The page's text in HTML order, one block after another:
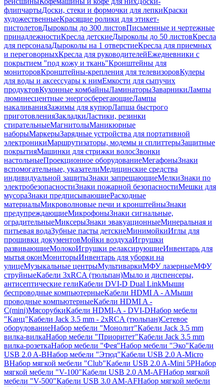
флипчартыДоски, стеки и формочки для лепкиКраски
художественныеКрасящие ролики для этикет-
пистолетовДыроколы до 300 листовПисьменные и чертежные
принадлежностиКресла детскиеДыроколы до 50 листовКресла
для персоналаДыроколы на 1 отверстиеКресла для приемных
и переговорныхКресла для руководителейЕжедневники с
покрытием "под кожу и ткань"Кронштейны для
мониторовКронштейны-крепления для телевизоровКулеры
для воды и аксессуары к нимЕмкости для сыпучих
продуктовКухонные комбайныЛаминаторыЗаварникиЛампы
люминесцентные энергосберегающиеЛампы
накаливанияЗажимы для купюрЛапша быстрого
приготовленияЗакладкиЛастики, резинки
стирательныеМагнитолыМаникюрные
наборыМаркерыЗарядные устройства для портативной
электроникиМаршрутизаторы, модемы и сплиттерыЗащитные
покрытияМашинки для стрижки волосЗвонки
настольныеПроекционное оборудованиеМегафоныЗнаки
вспомогательные, указателиМедицинские средства
индивидуальной защитыЗнаки запрещающиеМелкиЗнаки по
электробезопасностиЗнаки пожарной безопасностиМешки для
мусораЗнаки предписывающиеРасходные
материалыМикроволновые печи и кронштейныЗнаки
предупреждающиеМикрофоныЗнаки сигнальные,
оградительныеМиксерыЗнаки эвакуационныеМинеральная и
питьевая водаЗубные пасты детскиеМинимойкиИглы для
прошивки документовМойки воздухаИгрушки
развивающиеМолокоИгрушки релаксирующиеИнвентарь для
мытья оконМониторыИнвентарь для уборки на
улицеМузыкальные центрыМультиваркиМФУ лазерныеМФУ
струйныеКабели 3xRCA (тюльпан)Мыло и диспенсеры,
антисептические гелиКабели DVI-D Dual LinkМыши
беспроводные компьютерныеКабели HDMI A - AМыши
проводные компьютерныеКабели HDMI A -
C(mini)МясорубкиКабели HDMI-A - DVI-DНабор мебели
"Канц"Кабели Jack 3.5 mm - 2xRCA (тюльпан)Сетевое
оборудованиеНабор мебели "Монолит"Кабели Jack 3.5 mm
вилка-вилкаНабор мебели "Приоритет"Кабели Jack 3.5 mm
вилка-розеткаНабор мебели "Фея"Набор мебели "Эко"Кабели
USB 2.0 A-BНабор мебели "Этюд"Кабели USB 2.0 A-Micro
BНабор мягкой мебели "Club"Кабели USB 2.0 A-Mini 5PНабор
мягкой мебели "V-100"Кабели USB 2.0 AM-AFНабор мягкой
мебели "V-500"Кабели USB 3.0 AM-AFНабор мягкой мебели